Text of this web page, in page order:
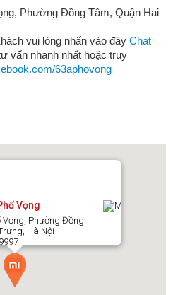
phí điện năng trở nên đơn giản
Qua Ứng Dụng
Phường Đồng Tâm, Quận Hai
vui lòng nhấn vào đây Chat
vấn nhanh nhất hoặc truy
63aphovong
Vọng
Vọng, Phường Đồng
Hà Nội